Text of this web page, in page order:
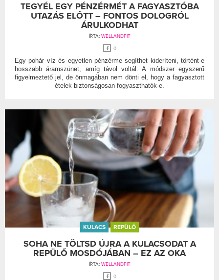
TEGYÉL EGY PÉNZÉRMÉT A FAGYASZTÓBA
UTAZÁS ELŐTT – FONTOS DOLOGRÓL
ÁRULKODHAT
ÍRTA: WELLANDFIT
0
Egy pohár víz és egyetlen pénzérme segíthet kideríteni, történt-e
hosszabb áramszünet, amíg távol voltál. A módszer egyszerű
figyelmeztető jel, de önmagában nem dönti el, hogy a fagyasztott
ételek biztonságosan fogyaszthatók-e.
KULACS REPÜLŐ
SOHA NE TÖLTSD ÚJRA A KULACSODAT A
REPÜLŐ MOSDÓJÁBAN – EZ AZ OKA
ÍRTA: WELLANDFIT
0